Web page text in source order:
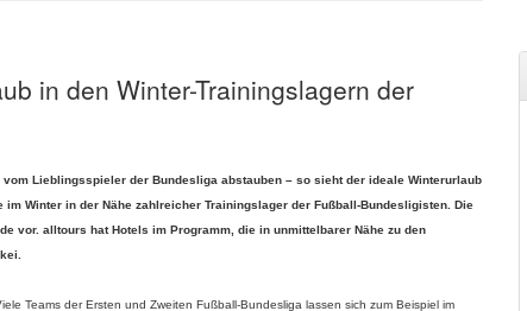
in den Winter-Trainingslagern der
Lieblingsspieler der Bundesliga abstauben – so sieht der ideale Winterurlaub
Winter in der Nähe zahlreicher Trainingslager der Fußball-Bundesligisten. Die
vor. alltours hat Hotels im Programm, die in unmittelbarer Nähe zu den
Teams der Ersten und Zweiten Fußball-Bundesliga lassen sich zum Beispiel im